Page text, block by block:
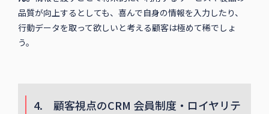
品質が向上するとしても、喜んで自身の情報を入力したり、
行動データを取って欲しいと考える顧客は極めて稀でしょ
う。
4. 顧客視点のCRM 会員制度・ロイヤリテ